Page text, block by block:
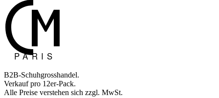
B2B-Schuhgrosshandel.
Verkauf pro 12er-Pack.
Alle Preise verstehen sich zzgl. MwSt.